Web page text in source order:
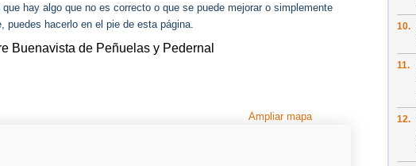
hay algo que no es correcto o que se puede mejorar o simplemente
puedes hacerlo en el pie de esta página.
Buenavista de Peñuelas y Pedernal
Ampliar mapa
10.
11.
12.